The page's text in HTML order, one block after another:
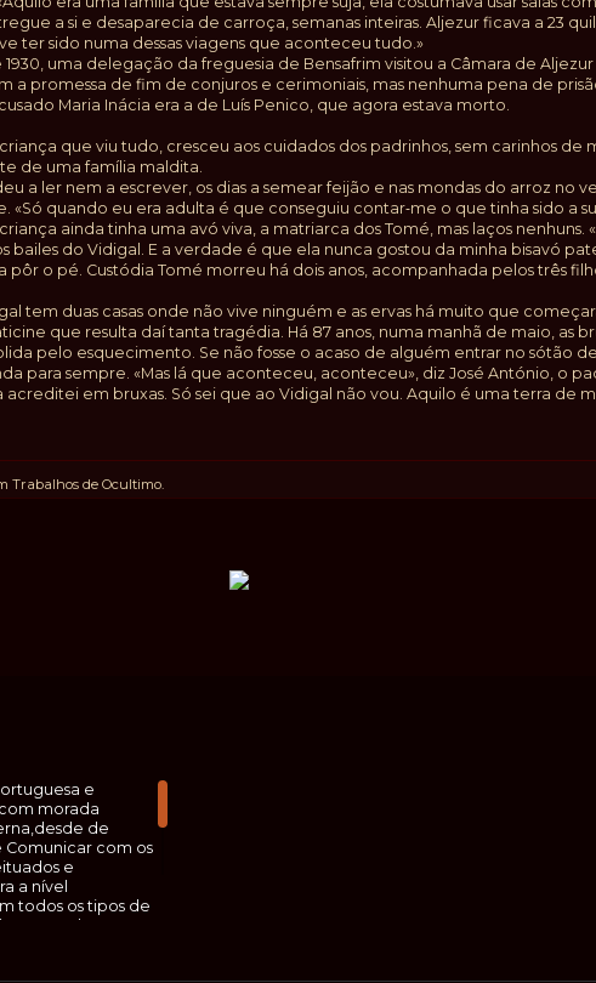
a si e desaparecia de carroça, semanas inteiras. Aljezur ficava a 23
ter sido numa dessas viagens que aconteceu tudo.»
1930, uma delegação da freguesia de Bensafrim visitou a Câmara de
a promessa de fim de conjuros e cerimoniais, mas nenhuma pena de
Maria Inácia era a de Luís Penico, que agora estava morto.
que viu tudo, cresceu aos cuidados dos padrinhos, sem carinhos
de uma família maldita.
a ler nem a escrever, os dias a semear feijão e nas mondas do arroz no
«Só quando eu era adulta é que conseguiu contar‑me o que tinha sido a
ainda tinha uma avó viva, a matriarca dos Tomé, mas laços
bailes do Vidigal. E a verdade é que ela nunca gostou da minha bisavó
pôr o pé. Custódia Tomé morreu há dois anos, acompanhada pelos três
tem duas casas onde não vive ninguém e as ervas há muito que
que resulta daí tanta tragédia. Há 87 anos, numa manhã de maio, as
pelo esquecimento. Se não fosse o acaso de alguém entrar no sótão
para sempre. «Mas lá que aconteceu, aconteceu», diz José António, o
acreditei em bruxas. Só sei que ao Vidigal não vou. Aquilo é uma terra de
Trabalhos de Ocultimo.
e
morada
de
Comunicar com os
e
a nível
todos os tipos de
ocultos em